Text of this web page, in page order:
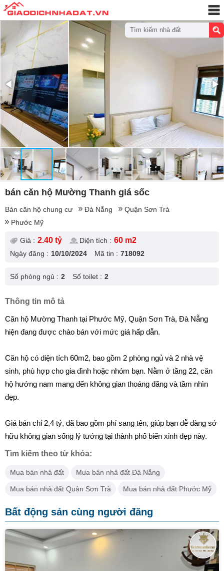
bán căn hộ Mường Thanh giá sốc
Bán căn hộ chung cư Đà Nẵng
Quận Sơn Trà
Phước Mỹ
Giá : 2.40 tỷ Diện tích : 60 m2
Ngày đăng : 10/10/2024 Mã tin : 718092
Số phòng ngủ : 2 Số toilet : 2
Thông tin mô tả
Căn hộ Mường Thanh tại Phước Mỹ, Quận Sơn Trà, Đà Nẵng
hiện đang được chào bán với mức giá hấp dẫn.
Căn hộ có diện tích 60m2, bao gồm 2 phòng ngủ và 2 nhà vệ
sinh, phù hợp cho gia đình hoặc nhóm bạn. Nằm ở tầng 22, căn
hộ hướng nam mang đến không gian thoáng đãng và tầm nhìn
đẹp.
Giá bán chỉ 2,4 tỷ, đã bao gồm phí sang tên, giúp bạn dễ dàng sở
hữu không gian sống lý tưởng tại thành phố biển xinh đẹp này.
Tìm kiếm theo từ khóa:
Mua bán nhà đất Mua bán nhà đất Đà Nẵng
Mua bán nhà đất Quận Sơn Trà Mua bán nhà đất Phước Mỹ
Bất động sản cùng người đăng
Tìm kiếm nhà đất